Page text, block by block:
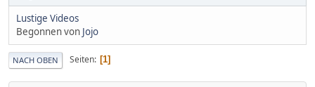
Lustige Videos
Begonnen von Jojo
NACH OBEN Seiten 1